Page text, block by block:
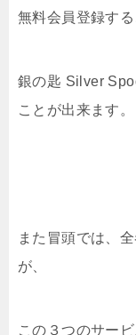
無料会員登録す
銀の匙 Silver
ことが出来ます。
また冒頭では、
が、
この３つのサー